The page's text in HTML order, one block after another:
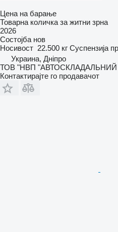
Цена на барање
Товарна количка за житни зрна
2026
Состојба нов
Носивост 22.500 кг Суспензија
Украина, Дніпро
ТОВ "НВП
Контактирајте го продавачот